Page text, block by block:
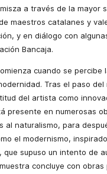
a través de la mayor
maestros catalanes y
y en diálogo con
Bancaja.
cuando se percibe
Tras el paso del
del artista como
presente en numerosas
al naturalismo, para
el modernismo,
, que supuso un intento de
concluye con